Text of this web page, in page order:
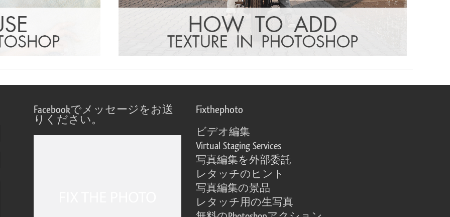
Facebookでメッセージをお送
りください。
Fixthephoto
ビデオ編集
Virtual Staging Services
写真編集を外部委託
レタッチのヒント
写真編集の景品
レタッチ用の生写真